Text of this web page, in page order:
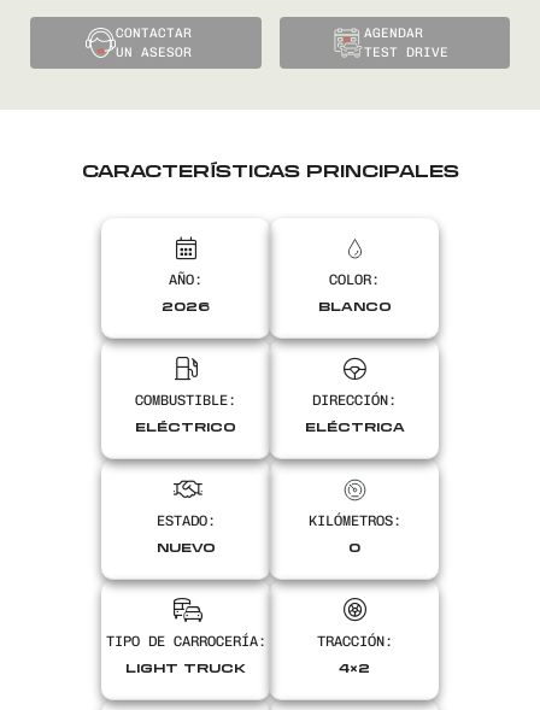
08002525
Encontranos en
CONTACTAR
UN ASESOR
AGENDAR
TEST DRIVE
CARACTERÍSTICAS PRINCIPALES
AÑO:
2026
COLOR:
BLANCO
COMBUSTIBLE:
ELÉCTRICO
DIRECCIÓN:
ELÉCTRICA
ESTADO:
NUEVO
KILÓMETROS:
0
TIPO DE CARROCERÍA:
LIGHT TRUCK
TRACCIÓN:
4×2